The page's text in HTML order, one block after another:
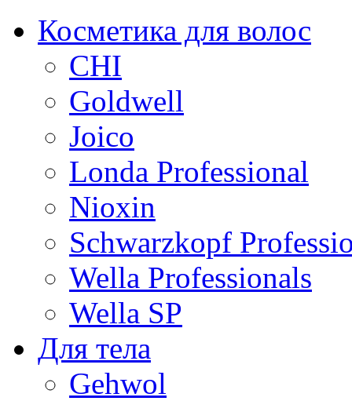
Косметика для волос
CHI
Goldwell
Joico
Londa Professional
Nioxin
Schwarzkopf
Wella Professionals
Wella SP
Для тела
Gehwol